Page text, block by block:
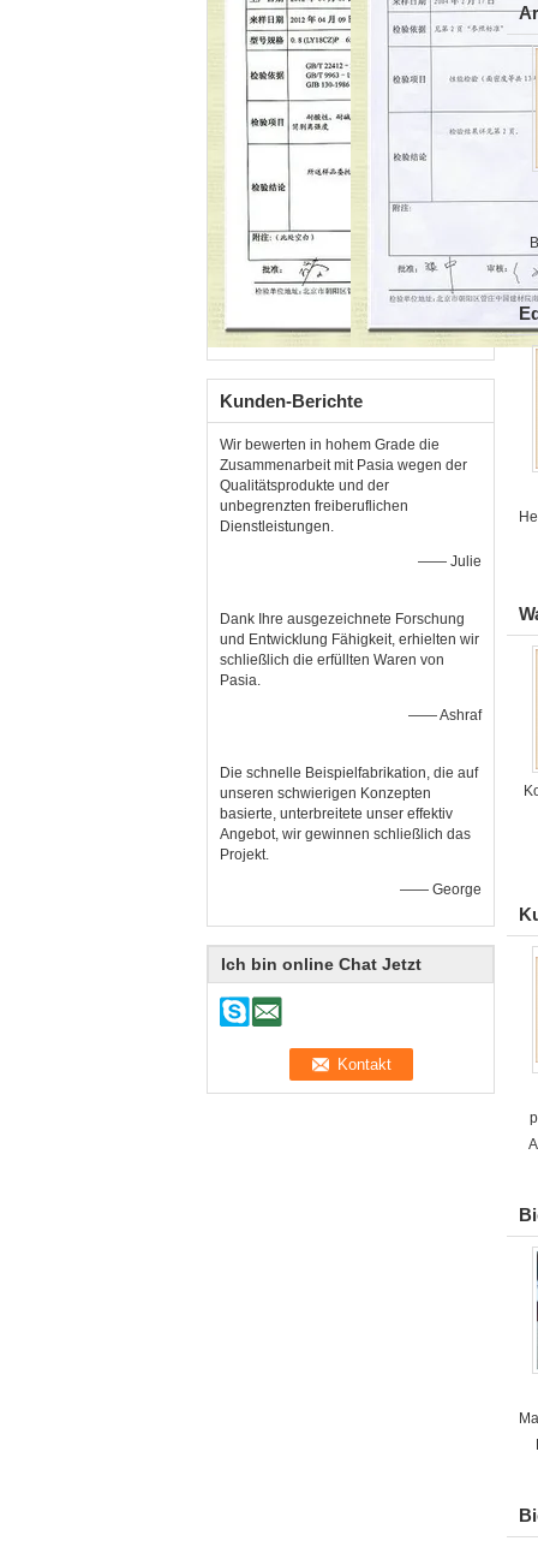
Kunden-Berichte
Wir bewerten in hohem Grade die
Zusammenarbeit mit Pasia wegen der
Qualitätsprodukte und der
unbegrenzten freiberuflichen
Dienstleistungen.
—— Julie
Dank Ihre ausgezeichnete Forschung
und Entwicklung Fähigkeit, erhielten wir
schließlich die erfüllten Waren von
Pasia.
—— Ashraf
Die schnelle Beispielfabrikation, die auf
unseren schwierigen Konzepten
basierte, unterbreitete unser effektiv
Angebot, wir gewinnen schließlich das
Projekt.
—— George
Ich bin online Chat Jetzt